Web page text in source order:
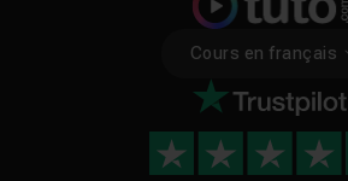
Cours en français